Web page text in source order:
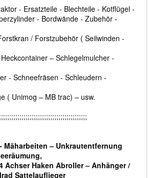
- Ersatzteile - Blechteile - Kotflügel -
- Bordwände - Zubehör -
/ Forstzubehör ( Seilwinden -
– Schlegelmulcher -
- Schneefräsen - Schleudern -
( Unimog – MB trac) – usw.
– Unkrautentfernung
Achser Haken Abroller – Anhänger /
Sattelauflieger